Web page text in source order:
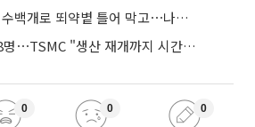
초대형 자동 파라솔 수백개로 뙤약볕 틀어 막고⋯나라별 폭염 생존법
일본 강진 사망자 28명⋯TSMC "생산 재개까지 시간 필요해"
0 0 0